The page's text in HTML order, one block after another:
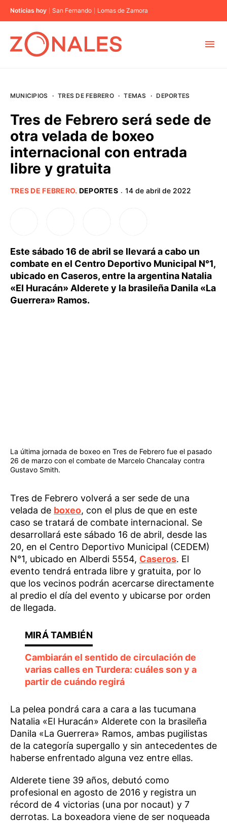
Noticias hoy San Fernando Lomas de Zamora
BUENOS AIRES
PROVINCIAS
MUNICIPIOS · TRES DE FEBRERO · TEMAS · DEPORTES
Tres de Febrero será sede de
otra velada de boxeo
internacional con entrada
libre y gratuita
TRES DE FEBRERO. DEPORTES · 14 de abril de 2022
Este sábado 16 de abril se llevará a cabo un
combate en el Centro Deportivo Municipal N°1,
ubicado en Caseros, entre la argentina Natalia
«El Huracán» Alderete y la brasileña Danila «La
Guerrera» Ramos.
La última jornada de boxeo en Tres de Febrero fue el pasado
26 de marzo con el combate de Marcelo Chancalay contra
Gustavo Smith.
Tres de Febrero volverá a ser sede de una
velada de boxeo, con el plus de que en este
caso se tratará de combate internacional. Se
desarrollará este sábado 16 de abril, desde las
20, en el Centro Deportivo Municipal (CEDEM)
N°1, ubicado en Alberdi 5554, Caseros. El
evento tendrá entrada libre y gratuita, por lo
que los vecinos podrán acercarse directamente
al predio el día del evento y ubicarse por orden
de llegada.
Cambiarán el sentido de circulación de
varias calles en Turdera: cuáles son y a
partir de cuándo regirá
La pelea pondrá cara a cara a las tucumana
Natalia «El Huracán» Alderete con la brasileña
Danila «La Guerrera» Ramos, ambas pugilistas
de la categoría supergallo y sin antecedentes de
haberse enfrentado alguna vez entre ellas.
Alderete tiene 39 años, debutó como
profesional en agosto de 2016 y registra un
récord de 4 victorias (una por nocaut) y 7
derrotas. La boxeadora viene de ser noqueada